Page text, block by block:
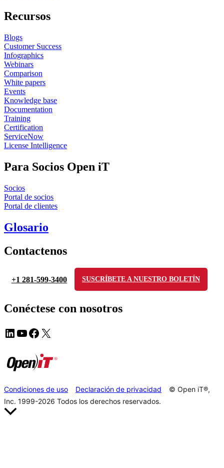
Recursos
Blogs
Customer Success
Infographics
Webinars
Comparison
White papers
Events
Knowledge base
Documentation
Training
Certification
ServiceNow
License Intelligence
Para Socios Open iT
Socios
Portal de socios
Portal de clientes
Glosario
Contactenos
+1 281-599-3400 SUSCRÍBETE A NUESTRO BOLETÍN
Conéctese con nosotros
Condiciones de uso Declaración de privacidad
© Open iT®,
Inc. 1999-2026 Todos los derechos reservados.